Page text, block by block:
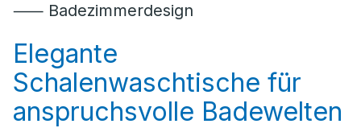
⸺ Badezimmerdesign
Elegante
Schalenwaschtische für
anspruchsvolle Badewelten